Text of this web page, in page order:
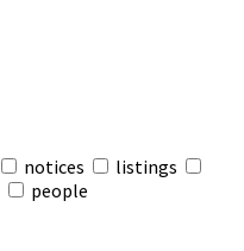
notices
listings
people